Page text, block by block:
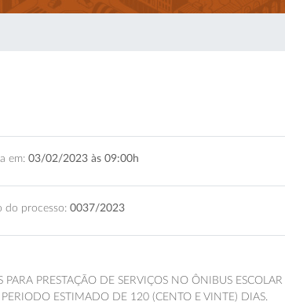
em: 03/02/2023 às 09:00h
do processo: 0037/2023
PRESTAÇÃO DE SERVIÇOS NO ÔNIBUS
ESTIMADO DE 120 (CENTO E VINTE) DIAS.